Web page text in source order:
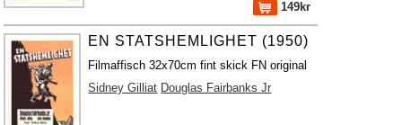
149kr
EN STATSHEMLIGHET (1950)
Filmaffisch 32x70cm fint skick FN original
Sidney Gilliat Douglas Fairbanks Jr